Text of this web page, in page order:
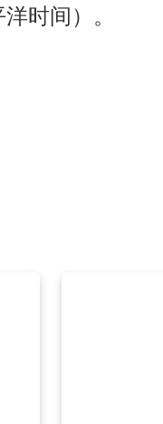
时间）。